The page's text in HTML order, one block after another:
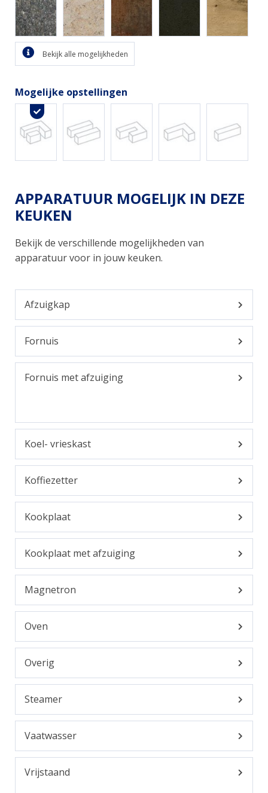
Bekijk alle mogelijkheden
Mogelijke opstellingen
APPARATUUR MOGELIJK IN DEZE
KEUKEN
Bekijk de verschillende mogelijkheden van
apparatuur voor in jouw keuken.
Afzuigkap
Fornuis
Fornuis met afzuiging
Koel- vrieskast
Koffiezetter
Kookplaat
Kookplaat met afzuiging
Magnetron
Oven
Overig
Steamer
Vaatwasser
Vrijstaand